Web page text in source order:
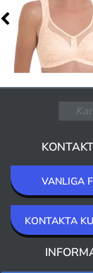
VANLIGA
KONTAKTA